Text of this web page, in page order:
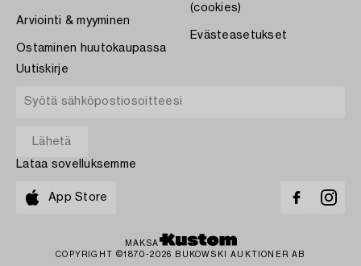
Arviointi & myyminen
Ostaminen huutokaupassa
(cookies)
Evästeasetukset
Uutiskirje
Lataa sovelluksemme
App Store
MAKSA
COPYRIGHT ©1870-2026 BUKOWSKI AUKTIONER AB